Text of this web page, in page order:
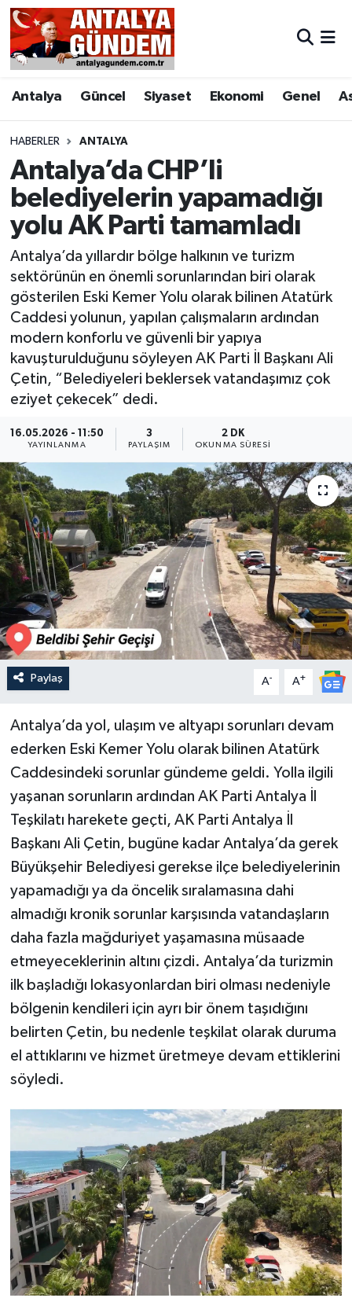
Antalya Güncel Siyaset Ekonomi Genel
HABERLER ANTALYA
Antalya’da CHP’li
belediyelerin yapamadığı
yolu AK Parti tamamladı
Antalya’da yıllardır bölge halkının ve turizm
sektörünün en önemli sorunlarından biri olarak
gösterilen Eski Kemer Yolu olarak bilinen Atatürk
Caddesi yolunun, yapılan çalışmaların ardından
modern konforlu ve güvenli bir yapıya
kavuşturulduğunu söyleyen AK Parti İl Başkanı Ali
Çetin, “Belediyeleri beklersek vatandaşımız çok
eziyet çekecek” dedi.
16.05.2026 - 11:50
YAYINLANMA
3
PAYLAŞIM
2 DK
OKUNMA SÜRESI
Paylaş A- A+
Antalya’da yol, ulaşım ve altyapı sorunları devam
ederken Eski Kemer Yolu olarak bilinen Atatürk
Caddesindeki sorunlar gündeme geldi. Yolla ilgili
yaşanan sorunların ardından AK Parti Antalya İl
Teşkilatı harekete geçti, AK Parti Antalya İl
Başkanı Ali Çetin, bugüne kadar Antalya’da gerek
Büyükşehir Belediyesi gerekse ilçe belediyelerinin
yapamadığı ya da öncelik sıralamasına dahi
almadığı kronik sorunlar karşısında vatandaşların
daha fazla mağduriyet yaşamasına müsaade
etmeyeceklerinin altını çizdi. Antalya’da turizmin
ilk başladığı lokasyonlardan biri olması nedeniyle
bölgenin kendileri için ayrı bir önem taşıdığını
belirten Çetin, bu nedenle teşkilat olarak duruma
el attıklarını ve hizmet üretmeye devam ettiklerini
söyledi.
Antalya
Asayiş
Bilim & Teknoloji
Bölge
EĞİTİM
Ekonomi
Genel
Görüntülü Haber
Güncel
Magazin
Resmi İlan
Sağlık & Yaşam
Siyaset
Spor
Antalya Nöbetçi Eczaneler
Antalya Hava Durumu
Antalya Namaz Vakitleri
Antalya Trafik Yoğunluk Haritası
Süper Lig Puan Durumu ve Fikstür
Tüm Manşetler
Son Dakika Haberleri
Haber Arşivi